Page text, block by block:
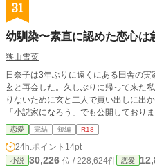
31
幼馴染〜素直に認めた恋心は
狭山雪菜
日奈子は3年ぶりに遠くにある田舎の
玄と再会した。久しぶりに帰って来た
りないために玄と二人で買い出しに出かける事
「小説家になろう」でも公開しておりま
恋愛 完結 短編 R18
24h.ポイント 14pt
小説 30,226 位 / 228,624件 恋愛